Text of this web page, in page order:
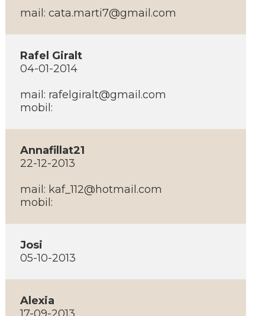
mail: cata.marti7@gmail.com
Rafel Giralt
04-01-2014
mail: rafelgiralt@gmail.com
mobil:
Annafillat21
22-12-2013
mail: kaf_112@hotmail.com
mobil:
Josi
05-10-2013
Alexia